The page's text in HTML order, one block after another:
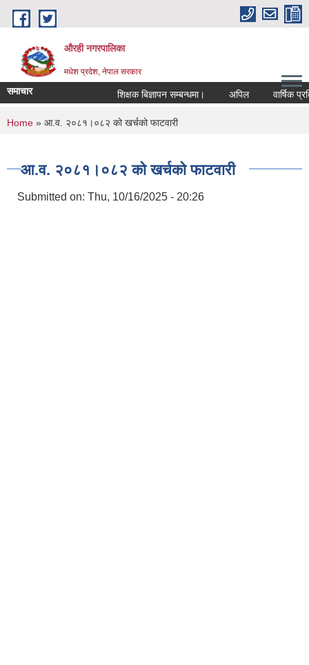
Skip to main content
औरही नगरपालिका
मधेश प्रदेश, नेपाल सरकार
समाचार शिक्षक बिज्ञापन सम्बन्धमा। अपिल वार्षिक
You are here
Home » आ.व. २०८१।०८२ को खर्चको फाटवारी
आ.व. २०८१।०८२ को खर्चको फाटवारी
Submitted on: Thu, 10/16/2025 - 20:26